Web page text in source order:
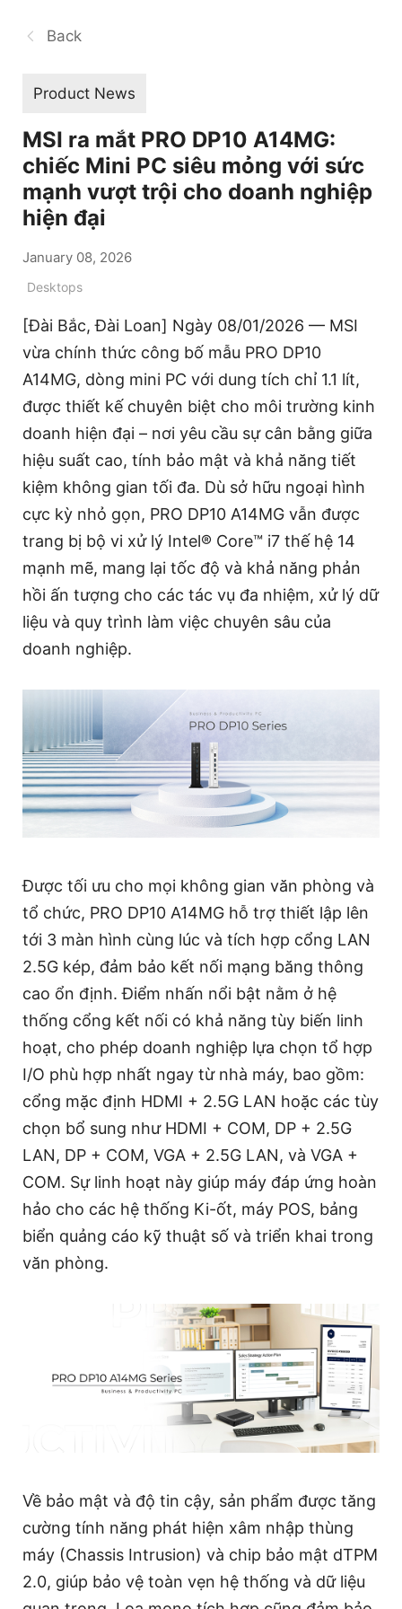
Back
Product News
MSI ra mắt PRO DP10 A14MG:
chiếc Mini PC siêu mỏng với sức
mạnh vượt trội cho doanh nghiệp
hiện đại
January 08, 2026
Desktops
[Đài Bắc, Đài Loan] Ngày 08/01/2026 — MSI
vừa chính thức công bố mẫu PRO DP10
A14MG, dòng mini PC với dung tích chỉ 1.1 lít,
được thiết kế chuyên biệt cho môi trường kinh
doanh hiện đại – nơi yêu cầu sự cân bằng giữa
hiệu suất cao, tính bảo mật và khả năng tiết
kiệm không gian tối đa. Dù sở hữu ngoại hình
cực kỳ nhỏ gọn, PRO DP10 A14MG vẫn được
trang bị bộ vi xử lý Intel® Core™ i7 thế hệ 14
mạnh mẽ, mang lại tốc độ và khả năng phản
hồi ấn tượng cho các tác vụ đa nhiệm, xử lý dữ
liệu và quy trình làm việc chuyên sâu của
doanh nghiệp.
Được tối ưu cho mọi không gian văn phòng và
tổ chức, PRO DP10 A14MG hỗ trợ thiết lập lên
tới 3 màn hình cùng lúc và tích hợp cổng LAN
2.5G kép, đảm bảo kết nối mạng băng thông
cao ổn định. Điểm nhấn nổi bật nằm ở hệ
thống cổng kết nối có khả năng tùy biến linh
hoạt, cho phép doanh nghiệp lựa chọn tổ hợp
I/O phù hợp nhất ngay từ nhà máy, bao gồm:
cổng mặc định HDMI + 2.5G LAN hoặc các tùy
chọn bổ sung như HDMI + COM, DP + 2.5G
LAN, DP + COM, VGA + 2.5G LAN, và VGA +
COM. Sự linh hoạt này giúp máy đáp ứng hoàn
hảo cho các hệ thống Ki-ốt, máy POS, bảng
biển quảng cáo kỹ thuật số và triển khai trong
văn phòng.
Về bảo mật và độ tin cậy, sản phẩm được tăng
cường tính năng phát hiện xâm nhập thùng
máy (Chassis Intrusion) và chip bảo mật dTPM
2.0, giúp bảo vệ toàn vẹn hệ thống và dữ liệu